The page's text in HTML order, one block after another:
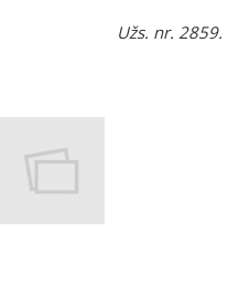
Užs. nr. 2859.